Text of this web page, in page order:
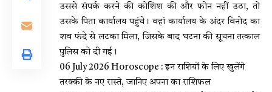
उससे संपर्क करने की कोशिश की और फोन नहीं उठा, तो
उसके पिता कार्यालय पहुंचे। वहां कार्यालय के अंदर विनोद का
शव फंदे से लटका मिला, जिसके बाद घटना की सूचना तत्काल
पुलिस को दी गई।
06 July 2026 Horoscope : इन राशियों के लिए खुलेंगे
तरक्की के नए रास्ते, जानिए अपना का राशिफल